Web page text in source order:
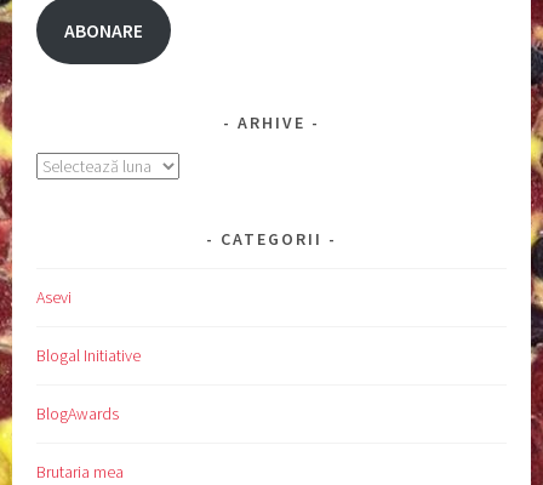
ABONARE
ARHIVE
Arhive
CATEGORII
Asevi
Blogal Initiative
BlogAwards
Brutaria mea